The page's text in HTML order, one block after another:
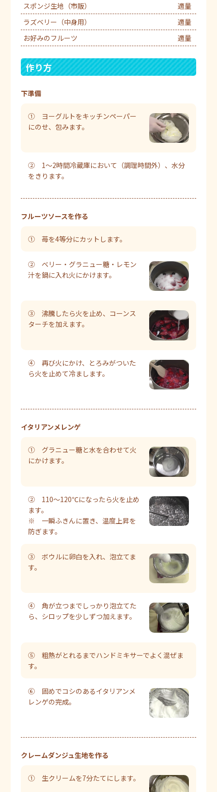
スポンジ生地（市販）
適量
ラズベリー（中身用）
適量
お好みのフルーツ
適量
作り方
下準備
① ヨーグルトをキッチンペーパー
にのせ、包みます。
② 1～2時間冷蔵庫において（調理時間外）、水分
をきります。
フルーツソースを作る
① 苺を4等分にカットします。
② ベリー・グラニュー糖・レモン
汁を鍋に入れ火にかけます。
③ 沸騰したら火を止め、コーンス
ターチを加えます。
④ 再び火にかけ、とろみがついた
ら火を止めて冷まします。
イタリアンメレンゲ
① グラニュー糖と水を合わせて火
にかけます。
② 110～120℃になったら火を止め
ます。
※ 一瞬ふきんに置き、温度上昇を
防ぎます。
③ ボウルに卵白を入れ、泡立てま
す。
④ 角が立つまでしっかり泡立てた
ら、シロップを少しずつ加えます。
⑤ 粗熱がとれるまでハンドミキサーでよく混ぜま
す。
⑥ 固めでコシのあるイタリアンメ
レンゲの完成。
クレームダンジュ生地を作る
① 生クリームを7分たてにします。